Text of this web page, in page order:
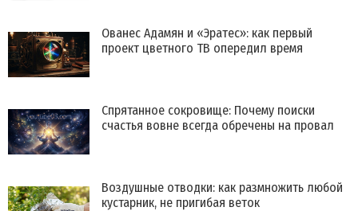
Ованес Адамян и «Эратес»: как первый
проект цветного ТВ опередил время
Спрятанное сокровище: Почему поиски
счастья вовне всегда обречены на провал
Воздушные отводки: как размножить любой
кустарник, не пригибая веток